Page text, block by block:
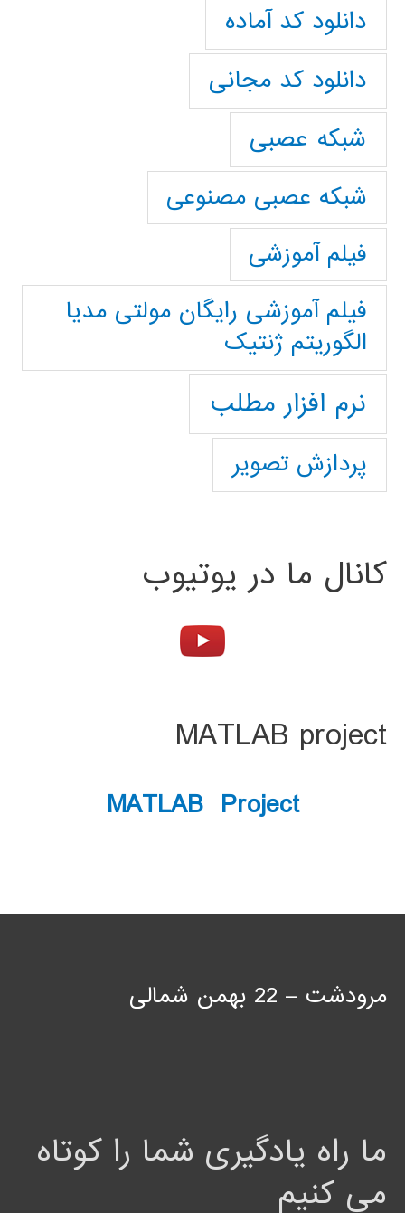
دانلود کد آماده
دانلود کد مجانی
شبکه عصبی
شبکه عصبی مصنوعی
فیلم آموزشی
فیلم آموزشی رایگان مولتی مدیا
الگوریتم ژنتیک
نرم افزار مطلب
پردازش تصویر
کانال ما در یوتیوب
MATLAB project
MATLAB Project
مرودشت – 22 بهمن شمالی
ما راه یادگیری شما را کوتاه
می کنیم